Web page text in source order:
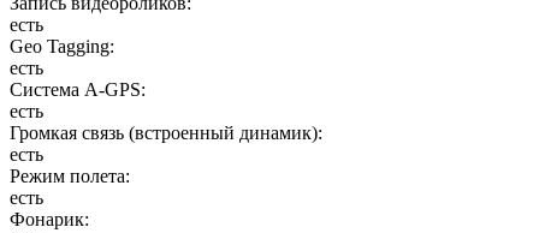
есть
Geo Tagging:
есть
Cистема A-GPS:
есть
Громкая связь (встроенный динамик):
есть
Режим полета:
есть
Фонарик: